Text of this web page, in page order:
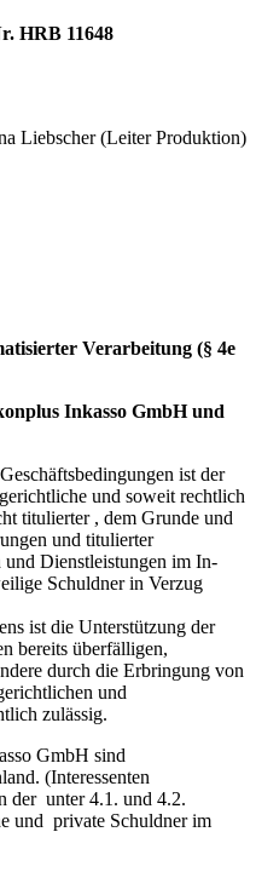
HRB 11648
Liebscher (Leiter Produktion)
Verarbeitung (§ 4e
Inkasso GmbH und
ist der
und soweit rechtlich
titulierter , dem Grunde und
und titulierter
und Dienstleistungen im In-
Schuldner in Verzug
ist die Unterstützung der
bereits überfälligen,
durch die Erbringung von
und
zulässig.
GmbH sind
(Interessenten
der unter 4.1. und 4.2.
und private Schuldner im